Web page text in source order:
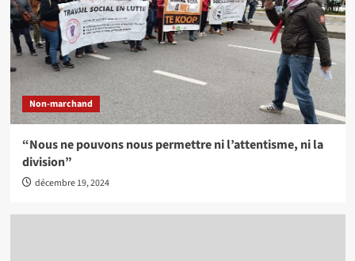
Non-marchand
“Nous ne pouvons nous permettre ni l’attentisme, ni la
division”
décembre 19, 2024